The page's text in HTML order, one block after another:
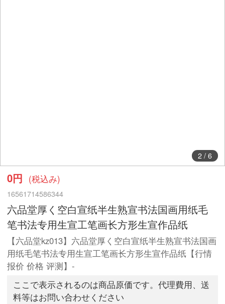
3/ 6
0円 (税込み)
16561714586344
六品堂厚く空白宣纸半生熟宣书法国画用纸毛
笔书法专用生宣工笔画长方形生宣作品纸
【六品堂kz013】六品堂厚く空白宣纸半生熟宣书法国画
用纸毛笔书法专用生宣工笔画长方形生宣作品纸【行情
报价 价格 评测】-
ここで表示されるのは商品原価です。代理費用、送
料等はお問い合わせください